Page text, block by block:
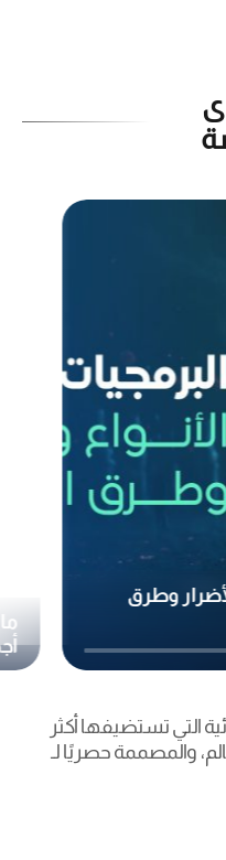
وطرق
التي تستضيفها أكثر
والمصممة حصريًا لـ